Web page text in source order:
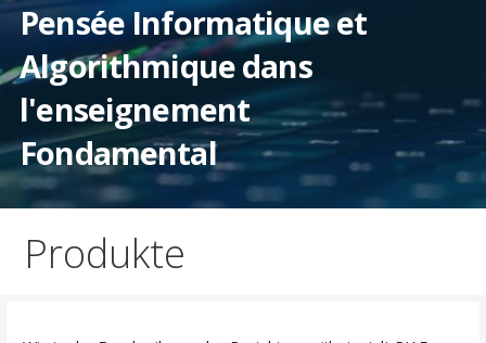
Pensée Informatique et
Algorithmique dans
l'enseignement
Fondamental
Produkte